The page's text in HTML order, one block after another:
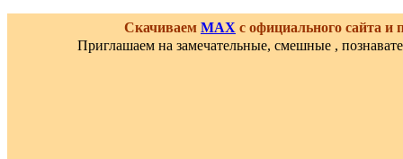
Скачиваем MAX с официального сайта
Приглашаем на замечательные, смешные ,